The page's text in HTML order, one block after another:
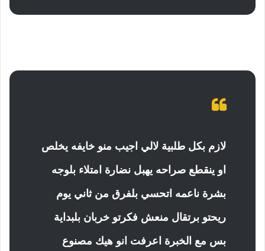
لازم بكل طلبية لالي اجيب منو خايفه يخلص
او ينقطع صراحه يهبل نضارة امتلاء بلوجه
بشرة ناعمه اتحسي بلفرق من ثاني يوم
ريحتو برتقال منعش فكرتو خربان بلبداية
بس مع الخبرة اعرفت انو هيك مصنوع